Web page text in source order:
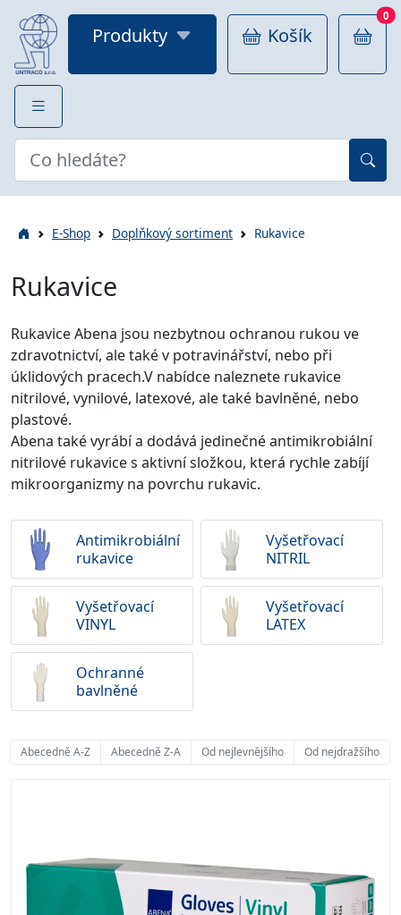
Produkty Košík
0
E-Shop Doplňkový sortiment Rukavice
Rukavice
Rukavice Abena jsou nezbytnou ochranou rukou ve
zdravotnictví, ale také v potravinářství, nebo při
úklidových pracech.V nabídce naleznete rukavice
nitrilové, vynilové, latexové, ale také bavlněné, nebo
plastové.
Abena také vyrábí a dodává jedinečné antimikrobiální
nitrilové rukavice s aktivní složkou, která rychle zabíjí
mikroorganizmy na povrchu rukavic.
Antimikrobiální
rukavice
Vyšetřovací
NITRIL
Vyšetřovací
VINYL
Vyšetřovací
LATEX
Ochranné
bavlněné
Abecedně A-Z Abecedně Z-A Od nejlevnějšího Od nejdražšího